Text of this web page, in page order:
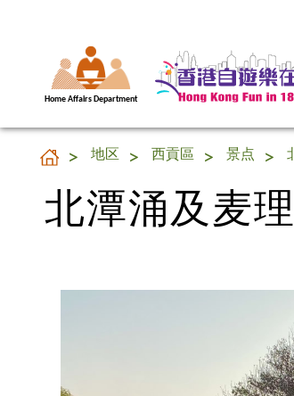
Home Affairs Department
北潭涌及麦
地区 西貢區 景点
北潭涌及麦